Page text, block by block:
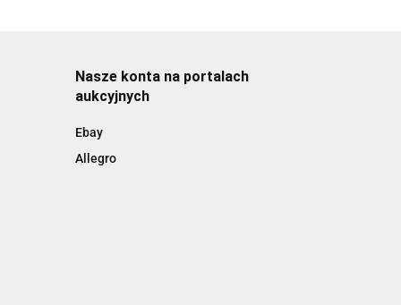
Nasze konta na portalach
aukcyjnych
Ebay
Allegro